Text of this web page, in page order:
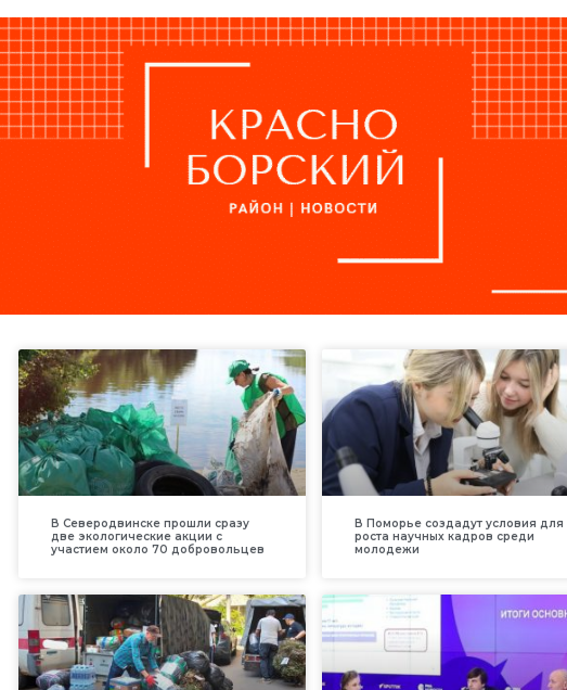
В Северодвинске прошли сразу
две экологические акции с
участием около 70 добровольцев
В Поморье создадут условия для
роста научных кадров среди
молодежи